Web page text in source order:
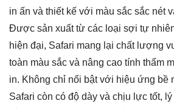
in ấn và thiết kế với màu sắc sắc nét
Được sản xuất từ các loại sợi tự
hiện đại, Safari mang lại chất lượng
toàn màu sắc và nâng cao tính thẩm
in. Không chỉ nổi bật với hiệu ứng bề
Safari còn có độ dày và chịu lực tốt,